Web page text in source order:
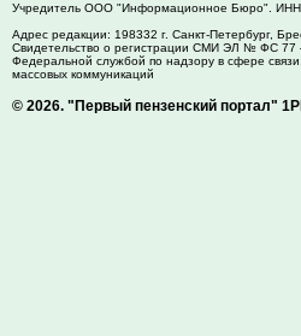
Учредитель ООО "Информационное Бюро".
Адрес редакции: 198332 г. Санкт-Петербург,
Свидетельство о регистрации СМИ ЭЛ № ФС 77
Федеральной службой по надзору в сфере
массовых коммуникаций
© 2026. "Первый пензенский портал"